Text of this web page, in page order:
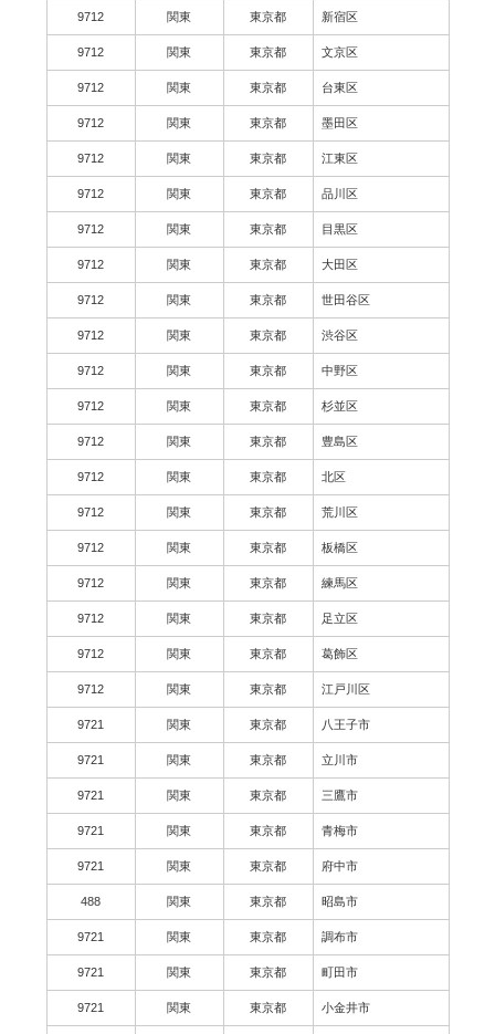
9712 関東 東京都 新宿区
9712 関東 東京都 文京区
9712 関東 東京都 台東区
9712 関東 東京都 墨田区
9712 関東 東京都 江東区
9712 関東 東京都 品川区
9712 関東 東京都 目黒区
9712 関東 東京都 大田区
9712 関東 東京都 世田谷区
9712 関東 東京都 渋谷区
9712 関東 東京都 中野区
9712 関東 東京都 杉並区
9712 関東 東京都 豊島区
9712 関東 東京都 北区
9712 関東 東京都 荒川区
9712 関東 東京都 板橋区
9712 関東 東京都 練馬区
9712 関東 東京都 足立区
9712 関東 東京都 葛飾区
9712 関東 東京都 江戸川区
9721 関東 東京都 八王子市
9721 関東 東京都 立川市
9721 関東 東京都 三鷹市
9721 関東 東京都 青梅市
9721 関東 東京都 府中市
488 関東 東京都 昭島市
9721 関東 東京都 調布市
9721 関東 東京都 町田市
9721 関東 東京都 小金井市